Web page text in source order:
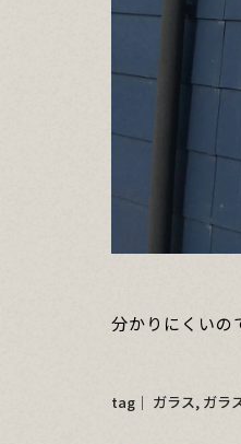
分かりにくいの
tag│ ガラス, ガラ